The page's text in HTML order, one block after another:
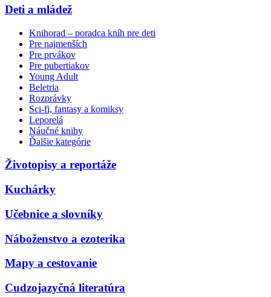
Deti a mládež
Knihorad – poradca kníh pre deti
Pre najmenších
Pre prvákov
Pre pubertiakov
Young Adult
Beletria
Rozprávky
Sci-fi, fantasy a komiksy
Leporelá
Náučné knihy
Ďalšie kategórie
Životopisy a reportáže
Kuchárky
Učebnice a slovníky
Náboženstvo a ezoterika
Mapy a cestovanie
Cudzojazyčná literatúra